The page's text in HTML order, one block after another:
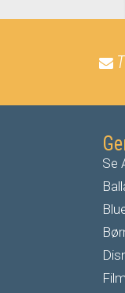
Se